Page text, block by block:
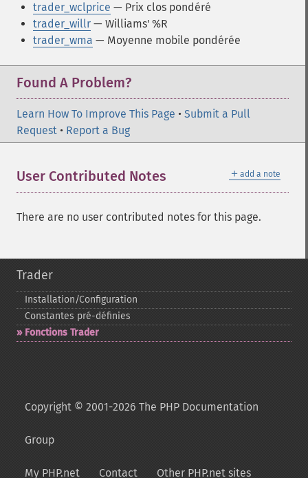
trader_wclprice — Prix clos pondéré
trader_willr — Williams' %R
trader_wma — Moyenne mobile pondérée
Found A Problem?
Learn How To Improve This Page • Submit a Pull
Request • Report a Bug
＋ add a note
User Contributed Notes
There are no user contributed notes for this page.
Trader
Installation/Configuration
Constantes pré-​définies
Fonctions Trader
Copyright © 2001-2026 The PHP Documentation
Group
My PHP.net Contact Other PHP.net sites